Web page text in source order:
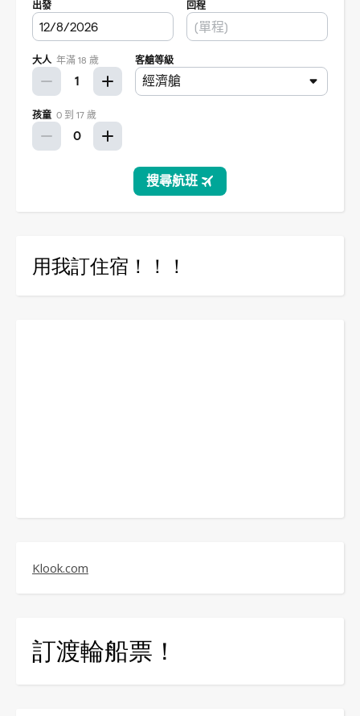
用我訂住宿！！！
Klook.com
訂渡輪船票！